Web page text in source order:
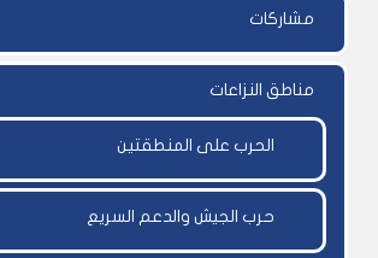
مشاركات
مناطق النزاعات
الحرب على المنطقتين
حرب الجيش والدعم السريع